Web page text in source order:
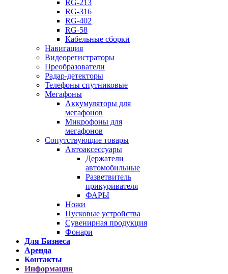
RG-213
RG-316
RG-402
RG-58
Кабельные сборки
Навигация
Видеорегистраторы
Преобразователи
Радар-детекторы
Телефоны спутниковые
Мегафоны
Аккумуляторы для
мегафонов
Микрофоны для
мегафонов
Сопутствующие товары
Автоаксессуары
Держатели
автомобильные
Разветвитель
прикуривателя
ФАРЫ
Ножи
Пусковые устройства
Сувенирная продукция
Фонари
Для Бизнеса
Аренда
Контакты
Информация